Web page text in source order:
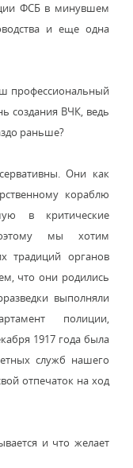
ФСБ в минувшем
и еще одна
профессиональный
создания ВЧК, ведь
раньше?
Они как
кораблю
в критические
мы хотим
традиций органов
что они родились
выполняли
полиции,
1917 года была
служб нашего
отпечаток на ход
и что желает